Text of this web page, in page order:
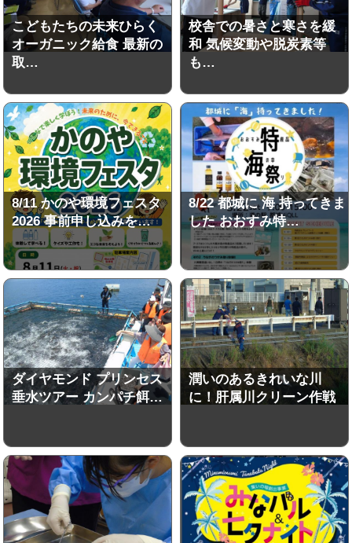
こどもたちの未来ひらく
オーガニック給食 最新の
取…
校舎での暑さと寒さを緩
和 気候変動や脱炭素等
も…
8/11 かのや環境フェスタ
2026 事前申し込みを…
8/22 都城に 海 持ってきま
した おおすみ特…
ダイヤモンド プリンセス
垂水ツアー カンパチ餌…
潤いのあるきれいな川
に！肝属川クリーン作戦